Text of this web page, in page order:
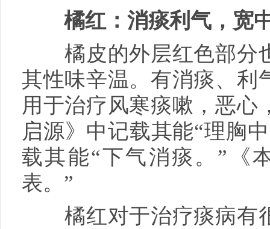
橘红：消痰利气，宽
橘皮的外层红色部分
其性味辛温。有消痰、利
用于治疗风寒痰嗽，恶心
启源》中记载其能“理胸
载其能“下气消痰。”《
表。”
橘红对于治疗痰病有